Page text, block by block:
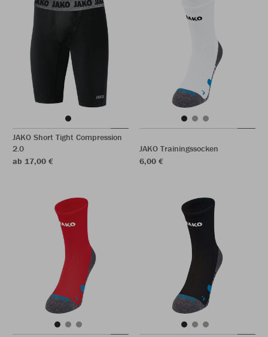
JAKO Short Tight Compression
2.0
ab 17,00 €
JAKO Trainingssocken
6,00 €